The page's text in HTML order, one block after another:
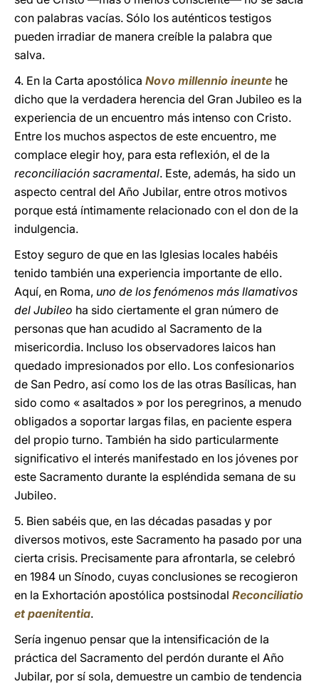
con palabras vacías. Sólo los auténticos testigos
pueden irradiar de manera creíble la palabra que
salva.
4. En la Carta apostólica Novo millennio ineunte he
dicho que la verdadera herencia del Gran Jubileo es la
experiencia de un encuentro más intenso con Cristo.
Entre los muchos aspectos de este encuentro, me
complace elegir hoy, para esta reflexión, el de la
reconciliación sacramental. Este, además, ha sido un
aspecto central del Año Jubilar, entre otros motivos
porque está íntimamente relacionado con el don de la
indulgencia.
Estoy seguro de que en las Iglesias locales habéis
tenido también una experiencia importante de ello.
Aquí, en Roma, uno de los fenómenos más llamativos
del Jubileo ha sido ciertamente el gran número de
personas que han acudido al Sacramento de la
misericordia. Incluso los observadores laicos han
quedado impresionados por ello. Los confesionarios
de San Pedro, así como los de las otras Basílicas, han
sido como « asaltados » por los peregrinos, a menudo
obligados a soportar largas filas, en paciente espera
del propio turno. También ha sido particularmente
significativo el interés manifestado en los jóvenes por
este Sacramento durante la espléndida semana de su
Jubileo.
5. Bien sabéis que, en las décadas pasadas y por
diversos motivos, este Sacramento ha pasado por una
cierta crisis. Precisamente para afrontarla, se celebró
en 1984 un Sínodo, cuyas conclusiones se recogieron
en la Exhortación apostólica postsinodal Reconciliatio
et paenitentia.
Sería ingenuo pensar que la intensificación de la
práctica del Sacramento del perdón durante el Año
Jubilar, por sí sola, demuestre un cambio de tendencia